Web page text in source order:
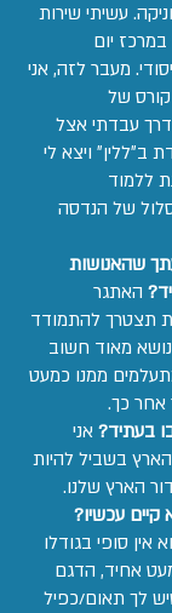
עשיתי שירות
יום
מעבר לזה, אני
קורס של
עבדתי אצל
ב״ללין״ ויצא לי
ללמוד
של הנדסה
שהאנושות
האתגר
תצטרך להתמודד
נושא מאוד חשוב
ממנו כמעט
אחר כך.
בעתיד? אני
בשביל להיות
הארץ שלנו.
עכשיו?
סופי בגודלו
אחיד, הדגם
לך תאום/כפיל